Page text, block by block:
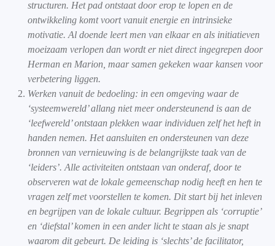
structuren. Het pad ontstaat door erop te lopen en de
ontwikkeling komt voort vanuit energie en intrinsieke
motivatie. Al doende leert men van elkaar en als initiatieven
moeizaam verlopen dan wordt er niet direct ingegrepen door
Herman en Marion, maar samen gekeken waar kansen voor
verbetering liggen.
Werken vanuit de bedoeling: in een omgeving waar de
‘systeemwereld’ allang niet meer ondersteunend is aan de
‘leefwereld’ ontstaan plekken waar individuen zelf het heft in
handen nemen. Het aansluiten en ondersteunen van deze
bronnen van vernieuwing is de belangrijkste taak van de
‘leiders’. Alle activiteiten ontstaan van onderaf, door te
observeren wat de lokale gemeenschap nodig heeft en hen te
vragen zelf met voorstellen te komen. Dit start bij het inleven
en begrijpen van de lokale cultuur. Begrippen als ‘corruptie’
en ‘diefstal’ komen in een ander licht te staan als je snapt
waarom dit gebeurt. De leiding is ‘slechts’ de facilitator,